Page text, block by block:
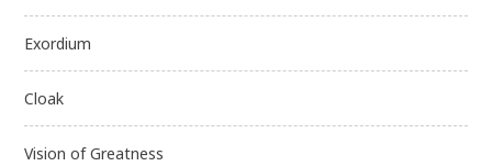
Exordium
Cloak
Vision of Greatness